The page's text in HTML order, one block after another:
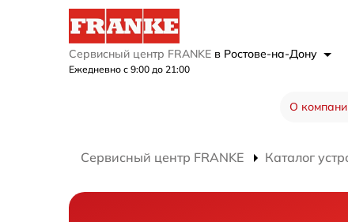
Сервисный центр FRANKE в Ростове-на-Дону
Ежедневно с 9:00 до 21:00
О
Сервисный центр FRANKE Каталог